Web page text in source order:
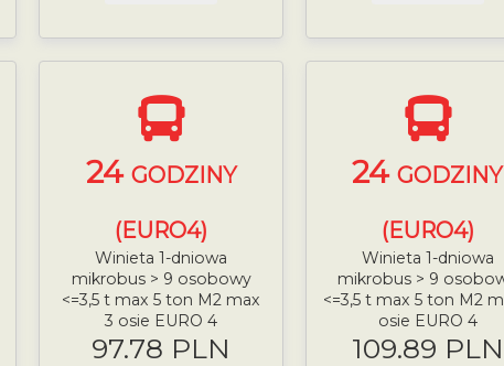
24 GODZINY
(EURO4)
Winieta 1-dniowa
mikrobus > 9 osobowy
<=3,5 t max 5 ton M2 max
3 osie EURO 4
97.78 PLN
24GODZINY
(EURO4)
Winieta 1-dniowa
mikrobus > 9
<=3,5 t max 5 ton M2
osie EURO 4
109.89 PLN